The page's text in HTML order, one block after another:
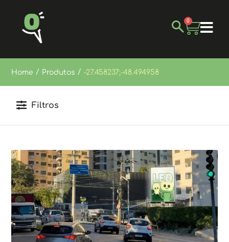
0
Home / Produtos / -27.458237;-48.494958
Filtros